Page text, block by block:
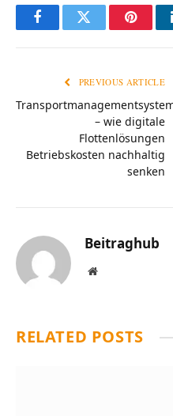
FacebookTwitter
PREVIOUS ARTICLE
– wie digitale
Flottenlösungen
Betriebskosten nachhaltig
senken
Beitraghub
Website
RELATED POSTS